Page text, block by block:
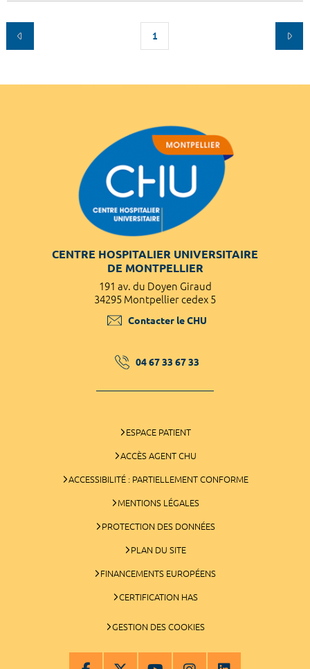
1
CENTRE HOSPITALIER UNIVERSITAIRE
DE MONTPELLIER
191 av. du Doyen Giraud
34295 Montpellier cedex 5
Contacter le CHU
04 67 33 67 33
ESPACE PATIENT
ACCÈS AGENT CHU
ACCESSIBILITÉ : PARTIELLEMENT CONFORME
MENTIONS LÉGALES
PROTECTION DES DONNÉES
PLAN DU SITE
FINANCEMENTS EUROPÉENS
CERTIFICATION HAS
GESTION DES COOKIES